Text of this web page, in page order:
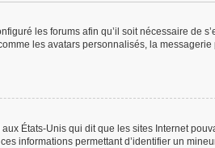
les forums afin qu’il soit nécessaire de
les avatars personnalisés, la
États-Unis qui dit que les sites Internet
informations permettant d’identifier un